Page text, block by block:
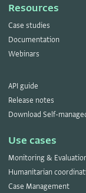
Resources
Case studies
Documentation
Webinars
API guide
Release notes
Download Self-
Use cases
Monitoring &
Humanitarian
Case Management